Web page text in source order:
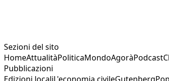
Sezioni del sito
HomeAttualitàPoliticaMondoAgoràPodcast
Pubblicazioni
Edizioni localiL'economia civileGutenberg